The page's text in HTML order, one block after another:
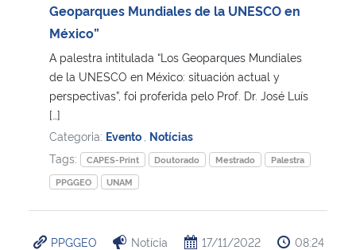
Geoparques Mundiales de la UNESCO en
México”
A palestra intitulada “Los Geoparques Mundiales
de la UNESCO en México: situación actual y
perspectivas”, foi proferida pelo Prof. Dr. José Luís
[…]
Categoria: Evento Notícias
Tags:
CAPES-Print Doutorado Mestrado
Palestra
PPGGEO
UNAM
PPGGEO Notícia 17/11/2022 08:24